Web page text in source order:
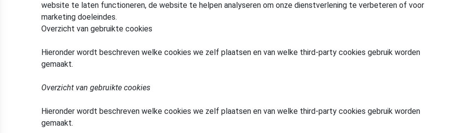
website te laten functioneren, de website te helpen analyseren om onze dienstverlening te verbeteren of voor
marketing doeleindes.
Overzicht van gebruikte cookies
Hieronder wordt beschreven welke cookies we zelf plaatsen en van welke third-party cookies gebruik worden
gemaakt.
Overzicht van gebruikte cookies
Hieronder wordt beschreven welke cookies we zelf plaatsen en van welke third-party cookies gebruik worden
gemaakt.